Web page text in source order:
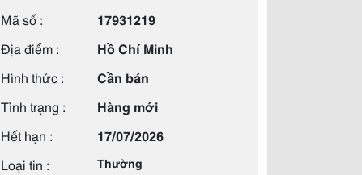
Mã số :
17931219
Địa điểm :
Hồ Chí Minh
Hình thức :
Cần bán
Tình trạng :
Hàng mới
Hết hạn :
17/07/2026
Loại tin :
Thường